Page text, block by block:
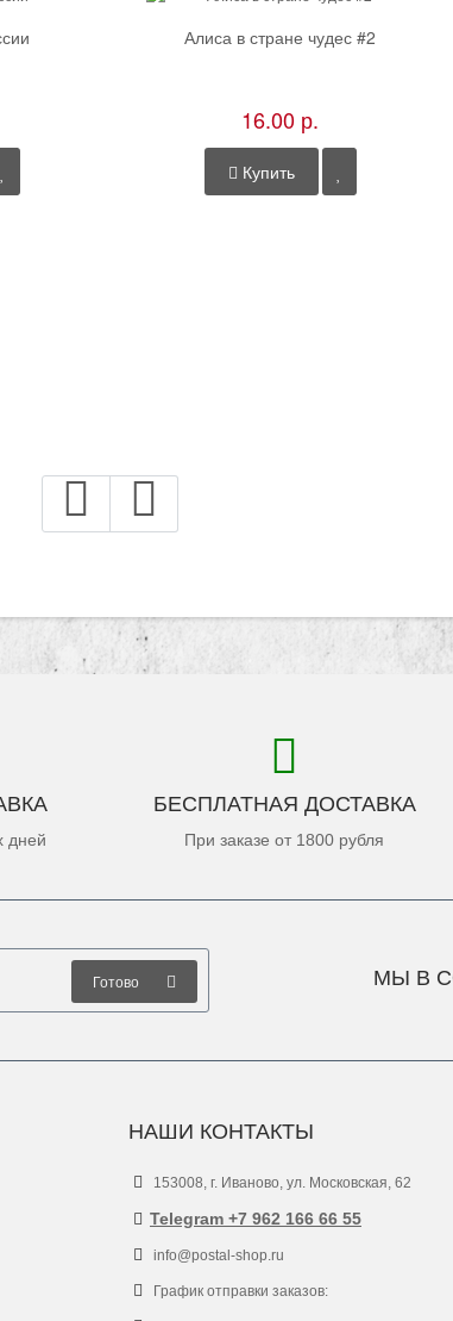
Алиса в стране чудес #2
16.00 р.
Купить
дней
БЕСПЛАТНАЯ ДОСТАВКА
При заказе от 1800 рубля
Готово МЫ В
НАШИ КОНТАКТЫ
153008, г. Иваново, ул. Московская, 62
Telegram +7 962 166 66 55
info@postal-shop.ru
График отправки заказов: